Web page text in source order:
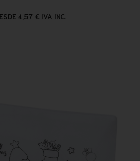
4,57 € IVA INC.